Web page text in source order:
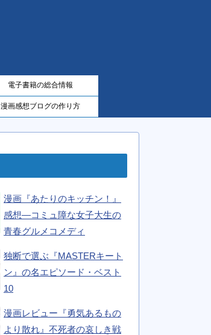
電子書籍の総合情報
漫画感想ブログの作り方
漫画『あたりのキッチン！』
感想―コミュ障な女子大生の
青春グルメコメディ
独断で選ぶ『MASTERキート
ン』の名エピソード・ベスト
10
漫画レビュー『勇気あるもの
より散れ』不死者の哀しき戦